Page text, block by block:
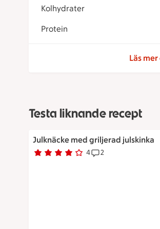
Kolhydrater
Protein
Läs
Testa liknande recept
Julknäcke med griljerad julskinka
Betyg 4 av 5.
4
4 personer har röstatReceptet har 2
2
Julknäcke med griljerad julskinka